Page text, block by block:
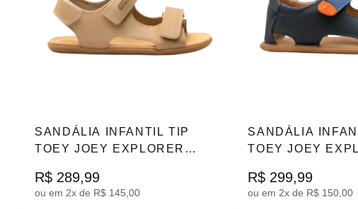
SANDÁLIA INFANTIL TIP
TOEY JOEY EXPLORER
R$ 289,99
ou em 2x de R$ 145,00
SANDÁLIA
TOEY JOEY
R$ 299,99
ou em 2x de R$ 150,00